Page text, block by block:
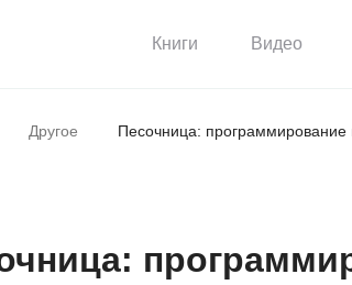
Книги Видео
Другое Песочница: программирование